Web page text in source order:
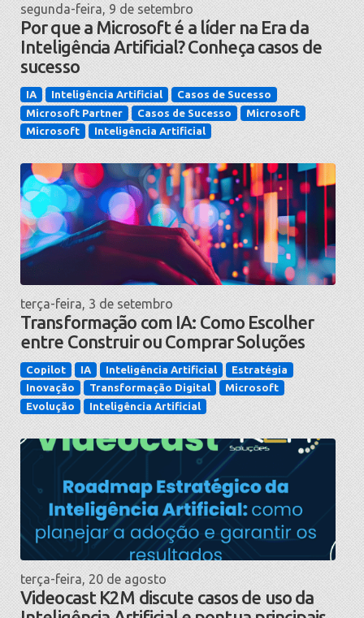
segunda-feira, 9 de setembro
Por que a Microsoft é a líder na Era da
Inteligência Artificial? Conheça casos de
sucesso
IA Inteligência Artificial
Casos de Sucesso
Microsoft Partner
Casos de Sucesso
Microsoft
Microsoft
Inteligência Artificial
terça-feira, 3 de setembro
Transformação com IA: Como Escolher
entre Construir ou Comprar Soluções
Copilot IA Inteligência Artificial
Estratégia
Inovação
Transformação Digital
Microsoft
Evolução
Inteligência Artificial
terça-feira, 20 de agosto
Videocast K2M discute casos de uso da